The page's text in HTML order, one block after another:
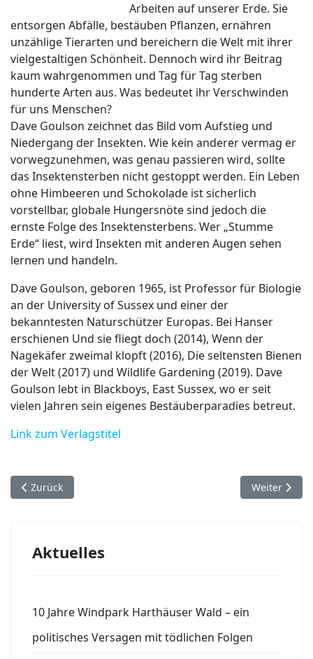
Arbeiten auf unserer Erde. Sie
entsorgen Abfälle, bestäuben Pflanzen, ernähren
unzählige Tierarten und bereichern die Welt mit ihrer
vielgestaltigen Schönheit. Dennoch wird ihr Beitrag
kaum wahrgenommen und Tag für Tag sterben
hunderte Arten aus. Was bedeutet ihr Verschwinden
für uns Menschen?
Dave Goulson zeichnet das Bild vom Aufstieg und
Niedergang der Insekten. Wie kein anderer vermag er
vorwegzunehmen, was genau passieren wird, sollte
das Insektensterben nicht gestoppt werden. Ein Leben
ohne Himbeeren und Schokolade ist sicherlich
vorstellbar, globale Hungersnöte sind jedoch die
ernste Folge des Insektensterbens. Wer „Stumme
Erde“ liest, wird Insekten mit anderen Augen sehen
lernen und handeln.
Dave Goulson, geboren 1965, ist Professor für Biologie
an der University of Sussex und einer der
bekanntesten Naturschützer Europas. Bei Hanser
erschienen Und sie fliegt doch (2014), Wenn der
Nagekäfer zweimal klopft (2016), Die seltensten Bienen
der Welt (2017) und Wildlife Gardening (2019). Dave
Goulson lebt in Blackboys, East Sussex, wo er seit
vielen Jahren sein eigenes Bestäuberparadies betreut.
Link zum Verlagstitel
Vorheriger Beitrag: Heute Show im WP Obersulm -
Zurück Nächster
Weiter
Aktuelles
10 Jahre Windpark Harthäuser Wald – ein
politisches Versagen mit tödlichen Folgen